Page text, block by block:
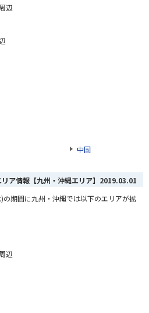
辺
中国
ア情報【九州・沖縄エリア】 2019.03.01
期間に九州・沖縄では以下のエリアが拡
辺